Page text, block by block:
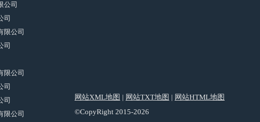
公司
司
限公司
司
限公司
司
司
限公司
网站XML地图 | 网站TXT地图 | 网站HTML地图
©CopyRight 2015-2026